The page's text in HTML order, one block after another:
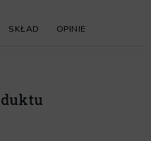
SKŁAD OPINIE